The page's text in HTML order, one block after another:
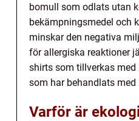
bomull som odlats utan
bekämpningsmedel och
minskar den negativa
för allergiska reaktioner
shirts som tillverkas
som har behandlats med
Varför är